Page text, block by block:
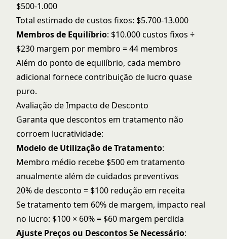
$500-1.000
Total estimado de custos fixos: $5.700-13.000
Membros de Equilíbrio: $10.000 custos fixos ÷
$230 margem por membro = 44 membros
Além do ponto de equilíbrio, cada membro
adicional fornece contribuição de lucro quase
puro.
Avaliação de Impacto de Desconto
Garanta que descontos em tratamento não
corroem lucratividade:
Modelo de Utilização de Tratamento:
Membro médio recebe $500 em tratamento
anualmente além de cuidados preventivos
20% de desconto = $100 redução em receita
Se tratamento tem 60% de margem, impacto real
no lucro: $100 × 60% = $60 margem perdida
Ajuste Preços ou Descontos Se Necessário: